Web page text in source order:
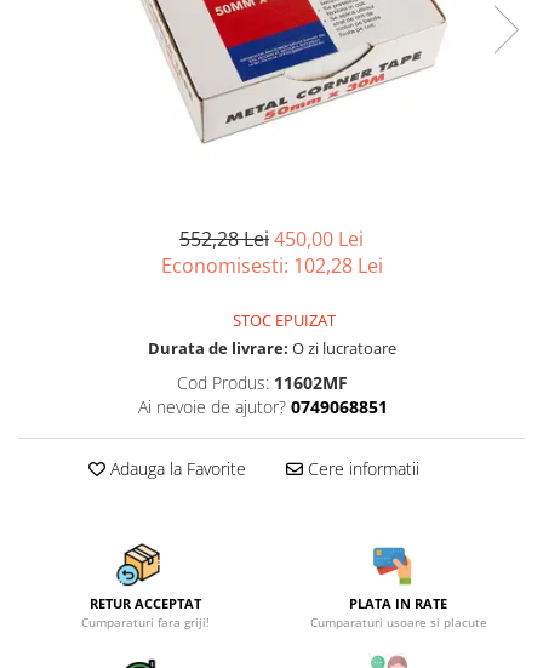
Articole ambalare
Articole bucatarie
Electronice si electrocasnice
Accesorii gips carton
Accesorii gresie si faianta
Accesorii pentru faianta, gresie si
mozaicuri
Accesorii vopsire si tencuire
Materiale electrice
552,28 Lei450,00 Lei
Economisesti: 102,28 Lei
STOC EPUIZAT
Durata de livrare: O zi lucratoare
Cod Produs: 11602MF
Ai nevoie de ajutor? 0749068851
Adauga la Favorite Cere informatii
RETUR ACCEPTAT
Cumparaturi fara griji!
PLATA IN RATE
Cumparaturi usoare si placute